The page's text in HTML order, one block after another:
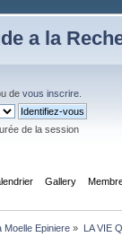
a la
de vous inscrire
de la session
Gallery
Moelle Epiniere » LA VIE